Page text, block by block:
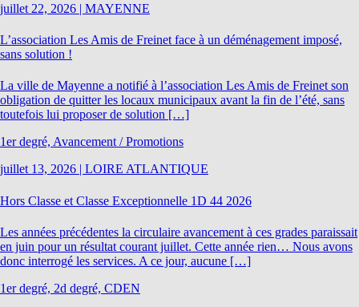
juillet 22, 2026 | MAYENNE
L’association Les Amis de Freinet face à un déménagement imposé,
sans solution !
La ville de Mayenne a notifié à l’association Les Amis de Freinet son
obligation de quitter les locaux municipaux avant la fin de l’été, sans
toutefois lui proposer de solution […]
1er degré, Avancement / Promotions
juillet 13, 2026 | LOIRE ATLANTIQUE
Hors Classe et Classe Exceptionnelle 1D 44 2026
Les années précédentes la circulaire avancement à ces grades paraissait
en juin pour un résultat courant juillet. Cette année rien… Nous avons
donc interrogé les services. A ce jour, aucune […]
1er degré, 2d degré, CDEN